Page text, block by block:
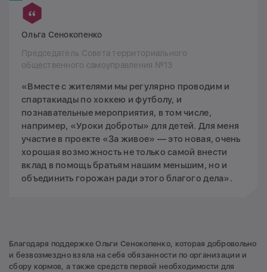
Ольга Сенокопенко
Председатель Совета территориального
общественного самоуправления №13
«Вместе с жителями мы регулярно проводим и
спартакиады по хоккею и футболу, и
познавательные мероприятия, в том числе,
например, «Уроки доброты» для детей. Для меня
участие в проекте «За живое» — это новая, очень
хорошая возможность не только самой внести
вклад в помощь братьям нашим меньшим, но и
объединить горожан ради этого благого дела».
Благодаря поддержке Ольги Сенокопенко, которая добровольно
и безвозмездно взяла на себя обязанности по организации и
сбору кормов, а также средств первой необходимости для